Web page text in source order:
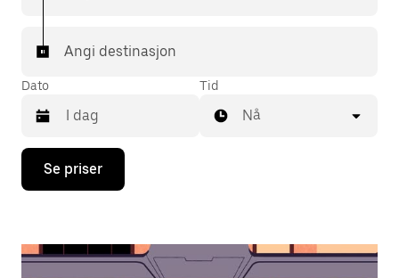
Angi destinasjon
Dato
Trykk
piltast
åpne
Tid
Nå
Se priser